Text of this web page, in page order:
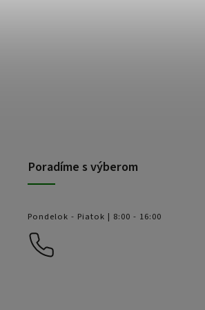
Poradíme s výberom
Pondelok - Piatok | 8:00 - 16:00